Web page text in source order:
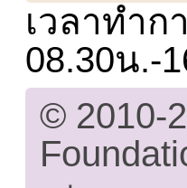
เวลาทำก
08.30น.-
© 2010-